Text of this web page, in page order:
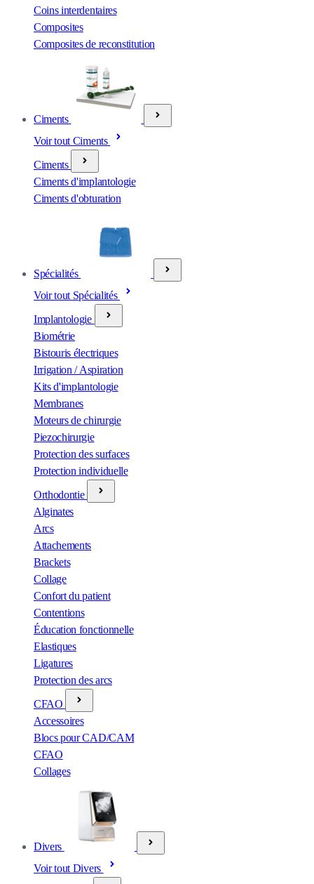
Coins interdentaires
Composites
Composites de reconstitution
Ciments
Voir tout Ciments
Ciments
Ciments d'implantologie
Ciments d'obturation
Spécialités
Voir tout Spécialités
Implantologie
Biométrie
Bistouris électriques
Irrigation / Aspiration
Kits d'implantologie
Membranes
Moteurs de chirurgie
Piezochirurgie
Protection des surfaces
Protection individuelle
Orthodontie
Alginates
Arcs
Attachements
Brackets
Collage
Confort du patient
Contentions
Éducation fonctionnelle
Elastiques
Ligatures
Protection des arcs
CFAO
Accessoires
Blocs pour CAD/CAM
CFAO
Collages
Divers
Voir tout Divers